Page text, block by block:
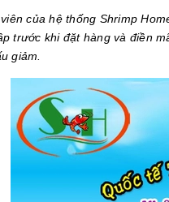
của hệ thống Shrimp
trước khi đặt hàng và điền
giảm.